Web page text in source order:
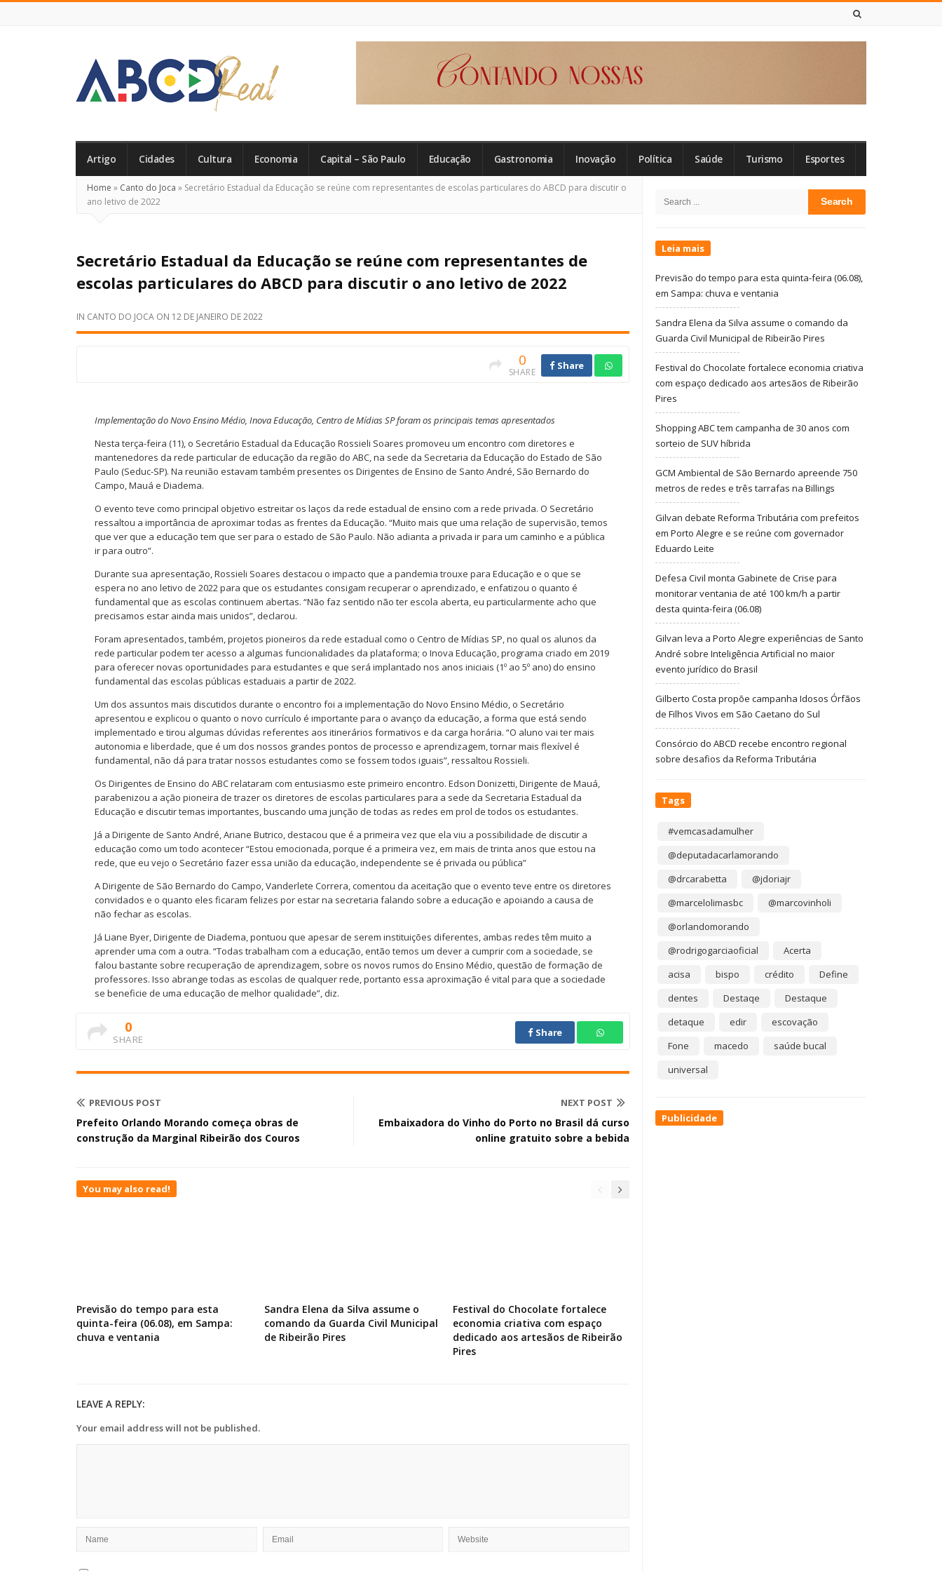
Real
Artigo Cidades Cultura Economia Capital – São Paulo Educação Gastronomia Inovação Política Saúde Turismo Esportes
Home » Canto do Joca » Secretário Estadual da Educação se reúne com representantes de escolas particulares do ABCD para discutir o
ano letivo de 2022
Secretário Estadual da Educação se reúne com representantes de
escolas particulares do ABCD para discutir o ano letivo de 2022
IN CANTO DO JOCA ON 12 DE JANEIRO DE 2022
0
SHARE
Share
Implementação do Novo Ensino Médio, Inova Educação, Centro de Mídias SP foram os principais temas apresentados
Nesta terça-feira (11), o Secretário Estadual da Educação Rossieli Soares promoveu um encontro com diretores e
mantenedores da rede particular de educação da região do ABC, na sede da Secretaria da Educação do Estado de São
Paulo (Seduc-SP). Na reunião estavam também presentes os Dirigentes de Ensino de Santo André, São Bernardo do
Campo, Mauá e Diadema.
O evento teve como principal objetivo estreitar os laços da rede estadual de ensino com a rede privada. O Secretário
ressaltou a importância de aproximar todas as frentes da Educação. “Muito mais que uma relação de supervisão, temos
que ver que a educação tem que ser para o estado de São Paulo. Não adianta a privada ir para um caminho e a pública
ir para outro”.
Durante sua apresentação, Rossieli Soares destacou o impacto que a pandemia trouxe para Educação e o que se
espera no ano letivo de 2022 para que os estudantes consigam recuperar o aprendizado, e enfatizou o quanto é
fundamental que as escolas continuem abertas. “Não faz sentido não ter escola aberta, eu particularmente acho que
precisamos estar ainda mais unidos”, declarou.
Foram apresentados, também, projetos pioneiros da rede estadual como o Centro de Mídias SP, no qual os alunos da
rede particular podem ter acesso a algumas funcionalidades da plataforma; o Inova Educação, programa criado em 2019
para oferecer novas oportunidades para estudantes e que será implantado nos anos iniciais (1º ao 5º ano) do ensino
fundamental das escolas públicas estaduais a partir de 2022.
Um dos assuntos mais discutidos durante o encontro foi a implementação do Novo Ensino Médio, o Secretário
apresentou e explicou o quanto o novo currículo é importante para o avanço da educação, a forma que está sendo
implementado e tirou algumas dúvidas referentes aos itinerários formativos e da carga horária. “O aluno vai ter mais
autonomia e liberdade, que é um dos nossos grandes pontos de processo e aprendizagem, tornar mais flexível é
fundamental, não dá para tratar nossos estudantes como se fossem todos iguais”, ressaltou Rossieli.
Os Dirigentes de Ensino do ABC relataram com entusiasmo este primeiro encontro. Edson Donizetti, Dirigente de Mauá,
parabenizou a ação pioneira de trazer os diretores de escolas particulares para a sede da Secretaria Estadual da
Educação e discutir temas importantes, buscando uma junção de todas as redes em prol de todos os estudantes.
Já a Dirigente de Santo André, Ariane Butrico, destacou que é a primeira vez que ela viu a possibilidade de discutir a
educação como um todo acontecer “Estou emocionada, porque é a primeira vez, em mais de trinta anos que estou na
rede, que eu vejo o Secretário fazer essa união da educação, independente se é privada ou pública”
A Dirigente de São Bernardo do Campo, Vanderlete Correra, comentou da aceitação que o evento teve entre os diretores
convidados e o quanto eles ficaram felizes por estar na secretaria falando sobre a educação e apoiando a causa de
não fechar as escolas.
Já Liane Byer, Dirigente de Diadema, pontuou que apesar de serem instituições diferentes, ambas redes têm muito a
aprender uma com a outra. “Todas trabalham com a educação, então temos um dever a cumprir com a sociedade, se
falou bastante sobre recuperação de aprendizagem, sobre os novos rumos do Ensino Médio, questão de formação de
professores. Isso abrange todas as escolas de qualquer rede, portanto essa aproximação é vital para que a sociedade
se beneficie de uma educação de melhor qualidade”, diz.
0
SHARE
Share
PREVIOUS POST
Prefeito Orlando Morando começa obras de
construção da Marginal Ribeirão dos Couros
NEXT POST
Embaixadora do Vinho do Porto no Brasil dá curso
online gratuito sobre a bebida
You may also read!
Previsão do tempo para esta
quinta-feira (06.08), em Sampa:
chuva e ventania
Sandra Elena da Silva assume o
comando da Guarda Civil Municipal
de Ribeirão Pires
Festival do Chocolate fortalece
economia criativa com espaço
dedicado aos artesãos de Ribeirão
Pires
LEAVE A REPLY:
Your email address will not be published.
Sidebar
Search
Leia mais
Previsão do tempo para esta quinta-feira (06.08),
em Sampa: chuva e ventania
Sandra Elena da Silva assume o comando da
Guarda Civil Municipal de Ribeirão Pires
Festival do Chocolate fortalece economia criativa
com espaço dedicado aos artesãos de Ribeirão
Pires
Shopping ABC tem campanha de 30 anos com
sorteio de SUV híbrida
GCM Ambiental de São Bernardo apreende 750
metros de redes e três tarrafas na Billings
Gilvan debate Reforma Tributária com prefeitos
em Porto Alegre e se reúne com governador
Eduardo Leite
Defesa Civil monta Gabinete de Crise para
monitorar ventania de até 100 km/h a partir
desta quinta-feira (06.08)
Gilvan leva a Porto Alegre experiências de Santo
André sobre Inteligência Artificial no maior
evento jurídico do Brasil
Gilberto Costa propõe campanha Idosos Órfãos
de Filhos Vivos em São Caetano do Sul
Consórcio do ABCD recebe encontro regional
sobre desafios da Reforma Tributária
Tags
#vemcasadamulher
@deputadacarlamorando
@drcarabetta
@jdoriajr
@marcelolimasbc
@marcovinholi
@orlandomorando
@rodrigogarciaoficial
Acerta
acisa
bispo crédito
Define
dentes
Destaqe
Destaque
detaque
edir
escovação
Fone
macedo
saúde bucal
universal
Publicidade